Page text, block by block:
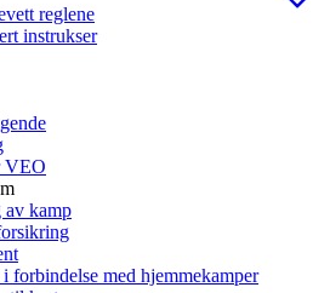
reglene
instrukser
VEO
kamp
forbindelse med hjemmekamper